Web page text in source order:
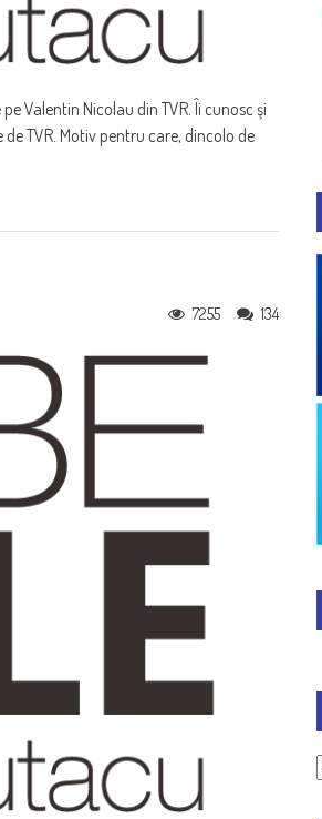
Valentin Nicolau din TVR. Îi cunosc şi
TVR. Motiv pentru care, dincolo de
134
7255